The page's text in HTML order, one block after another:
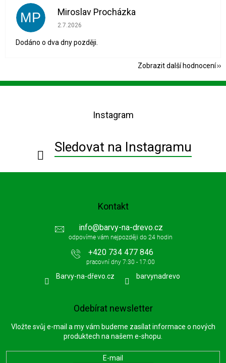
MP Miroslav Procházka
Hodnocení obchodu je 1 z 5 hvězdiček.
2.7.2026
Dodáno o dva dny později.
Zobrazit další hodnocení
Z
Instagram
Sledovat na Instagramu
Kontakt
info@barvy-na-drevo.cz
+420 734 477 846
Barvy-na-dřevo.cz barvynadrevo
Odebírat newsletter
Vložte svůj e-mail a my vám budeme zasílat informace o nových
produktech na našem e-shopu.
E-mail